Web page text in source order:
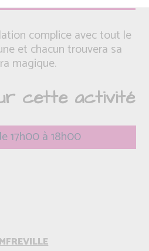
complice avec tout le
et chacun trouvera sa
magique.
cette activité
17h00 à 18h00